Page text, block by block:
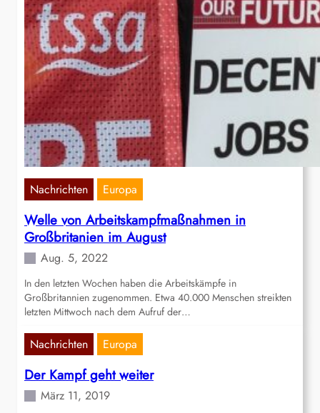
Nachrichten Europa
Welle von Arbeitskampfmaßnahmen in
Großbritanien im August
Aug. 5, 2022
In den letzten Wochen haben die Arbeitskämpfe in
Großbritannien zugenommen. Etwa 40.000 Menschen streikten
letzten Mittwoch nach dem Aufruf der…
Nachrichten Europa
Der Kampf geht weiter
März 11, 2019